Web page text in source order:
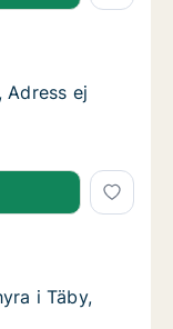
ej angivet
angivet
ej angivet
Adress ej
ej angivet
i Täby,
Åkerbyvägen
i Täby,
i Täby,